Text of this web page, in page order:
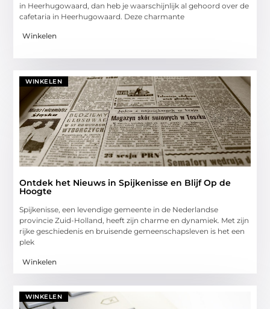
in Heerhugowaard, dan heb je waarschijnlijk al gehoord over de
cafetaria in Heerhugowaard. Deze charmante
Winkelen
WINKELEN
Ontdek het Nieuws in Spijkenisse en Blijf Op de
Hoogte
Spijkenisse, een levendige gemeente in de Nederlandse
provincie Zuid-Holland, heeft zijn charme en dynamiek. Met zijn
rijke geschiedenis en bruisende gemeenschapsleven is het een
plek
Winkelen
WINKELEN